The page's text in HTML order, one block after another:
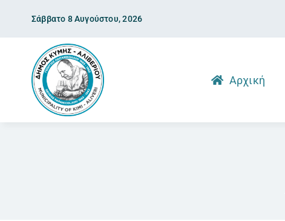
content
Σάββατο 8 Αυγούστου, 2026
Αρχική